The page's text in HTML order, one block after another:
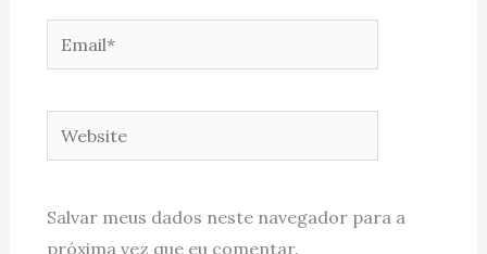
Email*
Website
Salvar meus dados neste navegador para a
próxima vez que eu comentar.